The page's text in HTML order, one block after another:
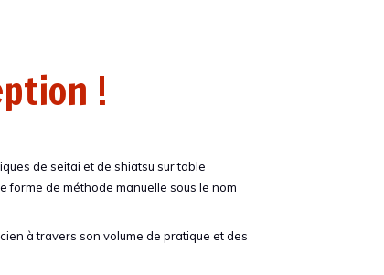
!
de seitai et de shiatsu sur table
forme de méthode manuelle sous le nom
à travers son volume de pratique et des